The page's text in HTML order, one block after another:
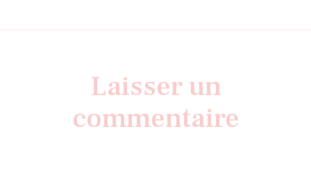
Laisser un
commentaire